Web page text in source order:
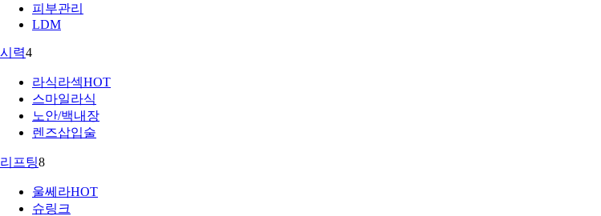
피부관리
LDM
시력4
라식라섹HOT
스마일라식
노안/백내장
렌즈삽입술
리프팅8
울쎄라HOT
슈링크